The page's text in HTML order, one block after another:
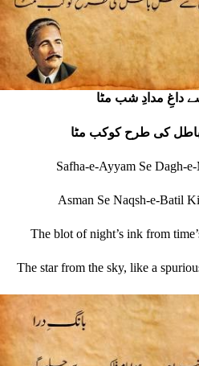
داغِ مدادِ شب مٹا
کی طرح کوکب مٹا
Safha-e-Ayyam Se Dagh-
Asman Se Naqsh-e-Batil
The blot of night’s ink from
The star from the sky, like a